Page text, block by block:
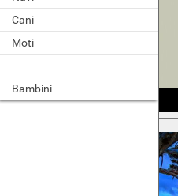
Cani
Moti
Bambini